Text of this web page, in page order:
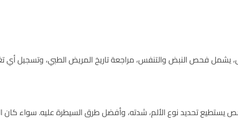
يشمل فحص النبض والتنفس، مراجعة تاريخ المريض الطبي، وتسجيل أي
يستطيع تحديد نوع الألم، شدته، وأفضل طرق السيطرة عليه. سواء كان